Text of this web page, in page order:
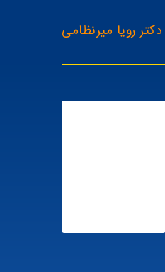
رویا میرنظامی